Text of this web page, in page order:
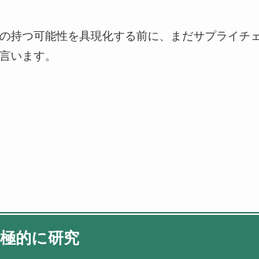
持つ可能性を具現化する前に、まだサプライチ
います。
的に研究